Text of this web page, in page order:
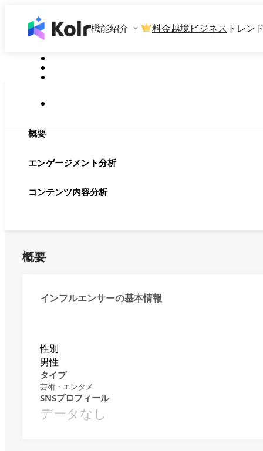
機能紹介 料金越境ビジネス トレン
概要
エンゲージメント分析
コンテンツ内容分析
概要
インフルエンサーの基本情報
性別
男性
タイプ
芸術・エンタメ
SNSプロフィール
データなし